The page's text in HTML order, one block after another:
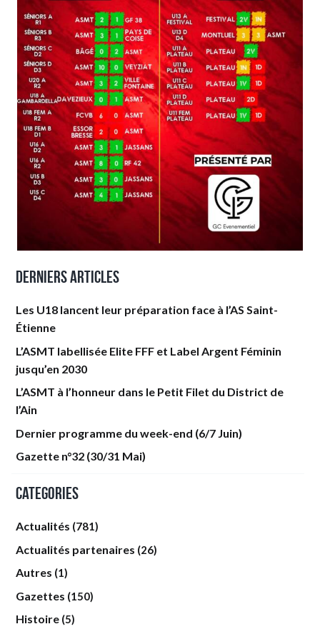
Derniers articles
Les U18 lancent leur préparation face à l’AS Saint-
Étienne
L’ASMT labellisée Elite FFF et Label Argent Féminin
jusqu’en 2030
L’ASMT à l’honneur dans le Petit Filet du District de
l’Ain
Dernier programme du week-end (6/7 Juin)
Gazette n°32 (30/31 Mai)
Categories
Actualités (781)
Actualités partenaires (26)
Autres (1)
Gazettes (150)
Histoire (5)